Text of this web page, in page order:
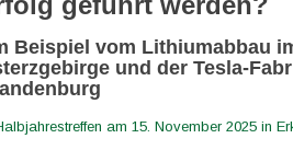
Beispiel vom Lithiumabbau
und der Tesla-